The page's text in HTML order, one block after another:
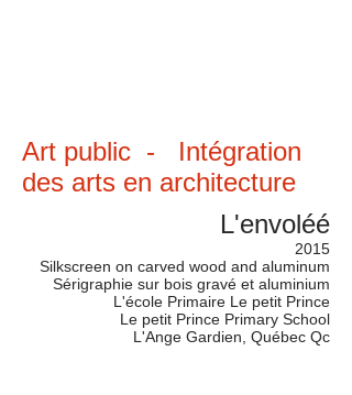
Art public - Intégration
des arts en architecture
L'envoléé
2015
Silkscreen on carved wood and aluminum
Sérigraphie sur bois gravé et aluminium
L'école Primaire Le petit Prince
Le petit Prince Primary School
L'Ange Gardien, Québec Qc